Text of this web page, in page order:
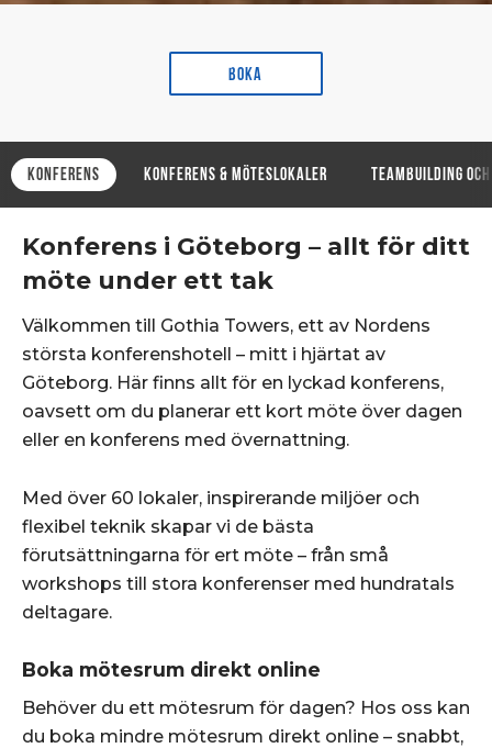
Boka
Konferens Konferens & Möteslokaler Teambuilding
Konferens i Göteborg – allt för ditt
möte under ett tak
Välkommen till Gothia Towers, ett av Nordens
största konferenshotell – mitt i hjärtat av
Göteborg. Här finns allt för en lyckad konferens,
oavsett om du planerar ett kort möte över dagen
eller en konferens med övernattning.
Med över 60 lokaler, inspirerande miljöer och
flexibel teknik skapar vi de bästa
förutsättningarna för ert möte – från små
workshops till stora konferenser med hundratals
deltagare.
Boka mötesrum direkt online
Behöver du ett mötesrum för dagen? Hos oss kan
du boka mindre mötesrum direkt online – snabbt,